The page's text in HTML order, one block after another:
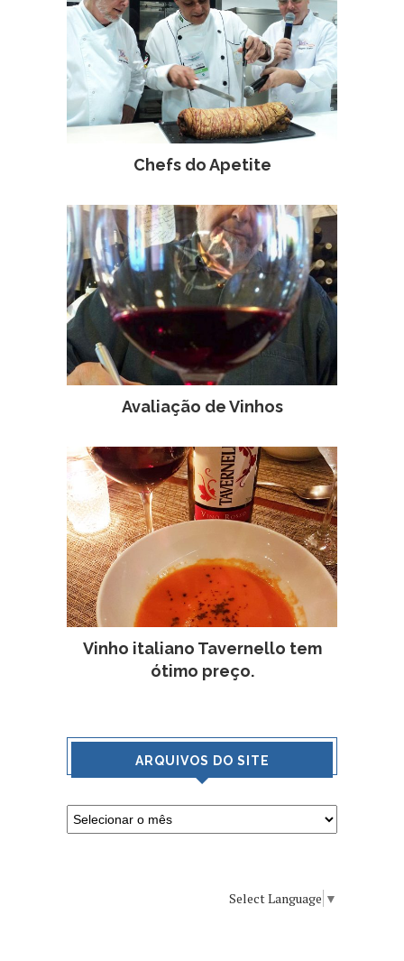
Chefs do Apetite
Avaliação de Vinhos
Vinho italiano Tavernello tem
ótimo preço.
ARQUIVOS DO SITE
Select Language ▼